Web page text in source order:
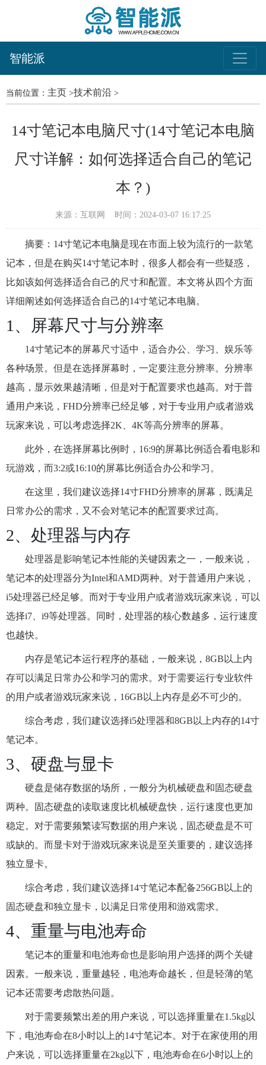
智能派
当前位置： 主页 >技术前沿 >
14寸笔记本电脑尺寸(14寸笔记本电脑
尺寸详解：如何选择适合自己的笔记
本？)
来源：互联网 时间：2024-03-07 16:17:25
摘要：14寸笔记本电脑是现在市面上较为流行的一款笔
记本，但是在购买14寸笔记本时，很多人都会有一些疑惑，
比如该如何选择适合自己的尺寸和配置。本文将从四个方面
详细阐述如何选择适合自己的14寸笔记本电脑。
1、屏幕尺寸与分辨率
14寸笔记本的屏幕尺寸适中，适合办公、学习、娱乐等
各种场景。但是在选择屏幕时，一定要注意分辨率。分辨率
越高，显示效果越清晰，但是对于配置要求也越高。对于普
通用户来说，FHD分辨率已经足够，对于专业用户或者游戏
玩家来说，可以考虑选择2K、4K等高分辨率的屏幕。
此外，在选择屏幕比例时，16:9的屏幕比例适合看电影和
玩游戏，而3:2或16:10的屏幕比例适合办公和学习。
在这里，我们建议选择14寸FHD分辨率的屏幕，既满足
日常办公的需求，又不会对笔记本的配置要求过高。
2、处理器与内存
处理器是影响笔记本性能的关键因素之一，一般来说，
笔记本的处理器分为Intel和AMD两种。对于普通用户来说，
i5处理器已经足够。而对于专业用户或者游戏玩家来说，可以
选择i7、i9等处理器。同时，处理器的核心数越多，运行速度
也越快。
内存是笔记本运行程序的基础，一般来说，8GB以上内
存可以满足日常办公和学习的需求。对于需要运行专业软件
的用户或者游戏玩家来说，16GB以上内存是必不可少的。
综合考虑，我们建议选择i5处理器和8GB以上内存的14寸
笔记本。
3、硬盘与显卡
硬盘是储存数据的场所，一般分为机械硬盘和固态硬盘
两种。固态硬盘的读取速度比机械硬盘快，运行速度也更加
稳定。对于需要频繁读写数据的用户来说，固态硬盘是不可
或缺的。而显卡对于游戏玩家来说是至关重要的，建议选择
独立显卡。
综合考虑，我们建议选择14寸笔记本配备256GB以上的
固态硬盘和独立显卡，以满足日常使用和游戏需求。
4、重量与电池寿命
笔记本的重量和电池寿命也是影响用户选择的两个关键
因素。一般来说，重量越轻，电池寿命越长，但是轻薄的笔
记本还需要考虑散热问题。
对于需要频繁出差的用户来说，可以选择重量在1.5kg以
下，电池寿命在8小时以上的14寸笔记本。对于在家使用的用
户来说，可以选择重量在2kg以下，电池寿命在6小时以上的